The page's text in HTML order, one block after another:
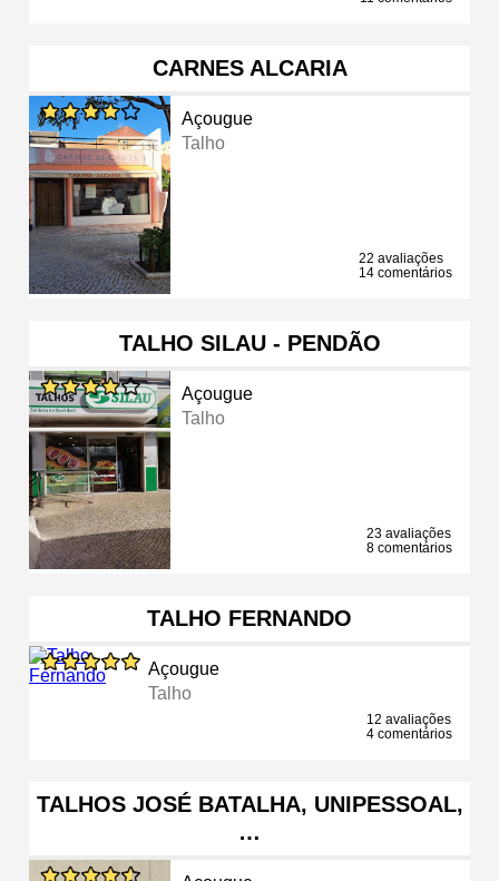
CARNES ALCARIA
Açougue
Talho
22 avaliações
14 comentários
TALHO SILAU - PENDÃO
Açougue
Talho
23 avaliações
8 comentários
TALHO FERNANDO
Açougue
Talho
12 avaliações
4 comentários
TALHOS JOSÉ BATALHA, UNIPESSOAL,
…